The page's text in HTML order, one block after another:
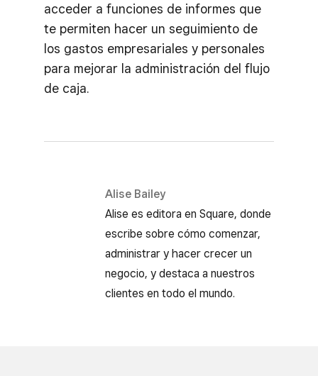
acceder a funciones de informes que
te permiten hacer un seguimiento de
los gastos empresariales y personales
para mejorar la administración del flujo
de caja.
Alise Bailey
Alise es editora en Square, donde
escribe sobre cómo comenzar,
administrar y hacer crecer un
negocio, y destaca a nuestros
clientes en todo el mundo.